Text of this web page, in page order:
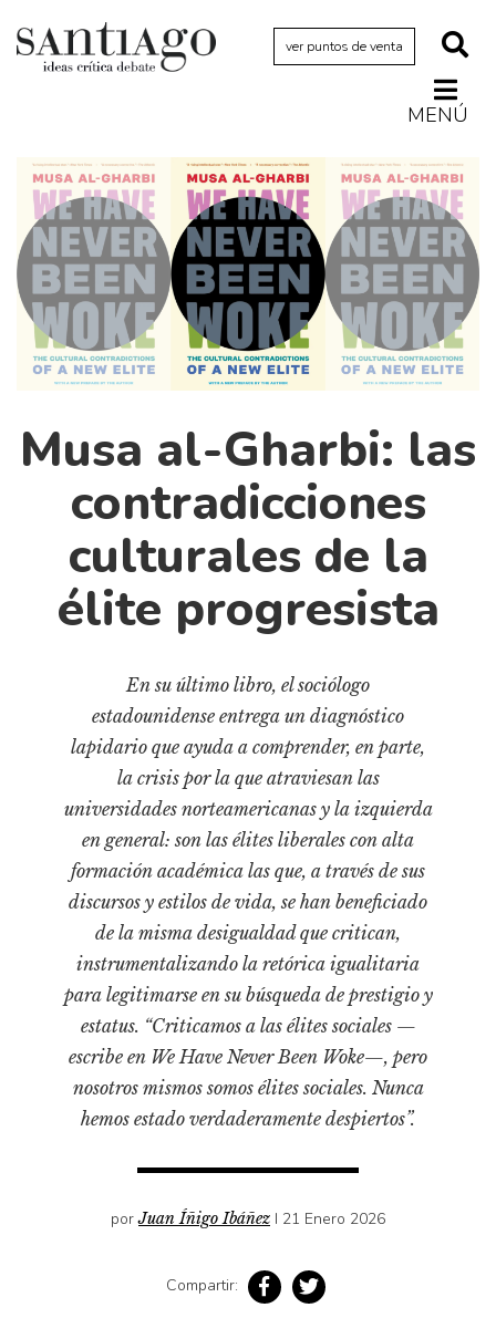
ver puntos de venta
MENÚ
Actualidad
Archivo Cenfoto-UDP
Arquetipos de situación
Artes visuales
Ciencia
Cine y televisión
Ciudad
Críticas
Documentos
Fragmentos
Historia material de los libros
Lagunas mentales
Literatura
Medioambiente
Narrativas visuales
Pensamiento
Pensamiento ilustrado
Personaje
Personajes secundarios
Turismo accidental
Musa al-Gharbi: las
contradicciones
culturales de la
élite progresista
En su último libro, el sociólogo
estadounidense entrega un diagnóstico
lapidario que ayuda a comprender, en parte,
la crisis por la que atraviesan las
universidades norteamericanas y la izquierda
en general: son las élites liberales con alta
formación académica las que, a través de sus
discursos y estilos de vida, se han beneficiado
de la misma desigualdad que critican,
instrumentalizando la retórica igualitaria
para legitimarse en su búsqueda de prestigio y
estatus. “Criticamos a las élites sociales —
escribe en We Have Never Been Woke—, pero
nosotros mismos somos élites sociales. Nunca
hemos estado verdaderamente despiertos”.
porJuan Íñigo Ibáñez I 21 Enero 2026
Compartir: